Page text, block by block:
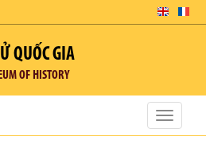
QUỐC GIA
OF HISTORY
Toggle